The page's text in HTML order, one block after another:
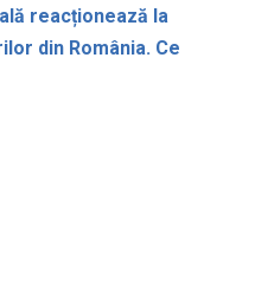
reacționează la
din România. Ce